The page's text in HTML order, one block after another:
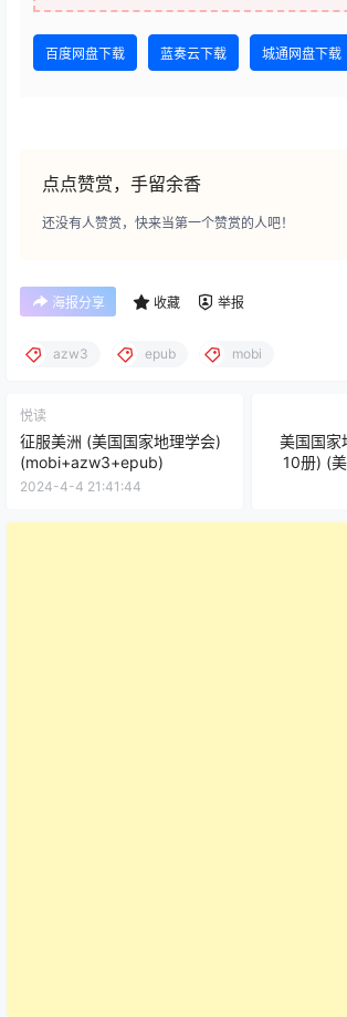
百度网盘下载 蓝奏云下载 城通网盘下载
点点赞赏，手留余香
还没有人赞赏，快来当第一个赞赏的人吧！
海报分享 收藏 举报
azw3 epub mobi
悦读
征服美洲 (美国国家地理学会)
(mobi+azw3+epub)
2024-4-4 21:41:44
美国国家
10册) (
著)